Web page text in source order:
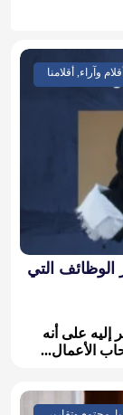
أقلام وآراء, أقلامنا
الوظائف التي
على أنه
الأعمال...